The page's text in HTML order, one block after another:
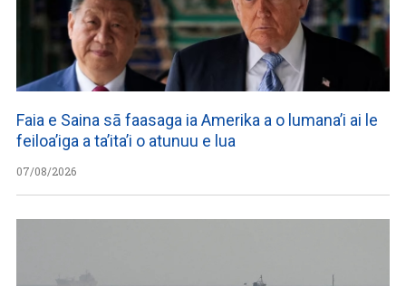
Faia e Saina sā faasaga ia Amerika a o lumana’i ai le
feiloa’iga a ta’ita’i o atunuu e lua
07/08/2026